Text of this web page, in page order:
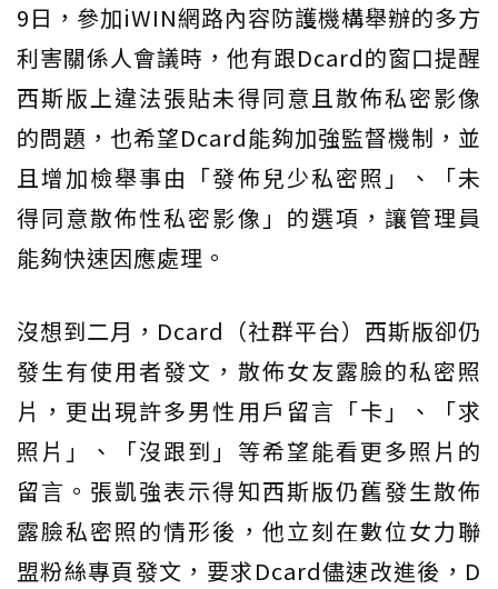
9日，參加iWIN網路內容防護機構舉辦的多方
利害關係人會議時，他有跟Dcard的窗口提醒
西斯版上違法張貼未得同意且散佈私密影像
的問題，也希望Dcard能夠加強監督機制，並
且增加檢舉事由「發佈兒少私密照」、「未
得同意散佈性私密影像」的選項，讓管理員
能夠快速因應處理。
沒想到二月，Dcard（社群平台）西斯版卻仍
發生有使用者發文，散佈女友露臉的私密照
片，更出現許多男性用戶留言「卡」、「求
照片」、「沒跟到」等希望能看更多照片的
留言。張凱強表示得知西斯版仍舊發生散佈
露臉私密照的情形後，他立刻在數位女力聯
盟粉絲專頁發文，要求Dcard儘速改進後，D